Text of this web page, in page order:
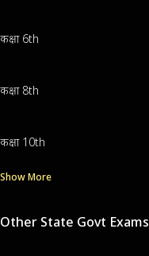
कक्षा 6th
कक्षा 8th
कक्षा 10th
Show More
Other State Govt Exams